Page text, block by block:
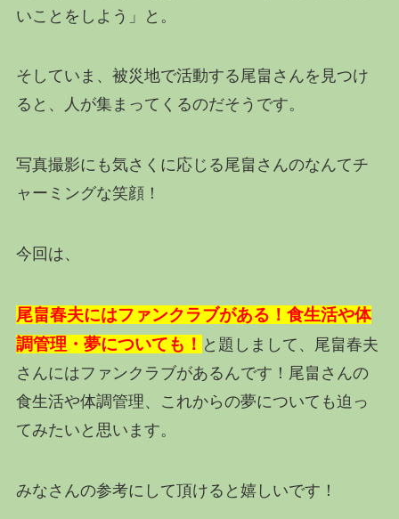
いことをしよう」と。
そしていま、被災地で活動する尾畠さんを見つけ
ると、人が集まってくるのだそうです。
写真撮影にも気さくに応じる尾畠さんのなんてチ
ャーミングな笑顔！
今回は、
尾畠春夫にはファンクラブがある！食生活や体
調管理・夢についても！ と題しまして、尾畠春夫
さんにはファンクラブがあるんです！尾畠さんの
食生活や体調管理、これからの夢についても迫っ
てみたいと思います。
みなさんの参考にして頂けると嬉しいです！